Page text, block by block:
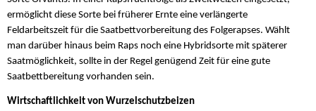
ermöglicht diese Sorte bei früherer Ernte eine verlängerte
Feldarbeitszeit für die Saatbettvorbereitung des Folgerapses. Wählt
man darüber hinaus beim Raps noch eine Hybridsorte mit späterer
Saatmöglichkeit, sollte in der Regel genügend Zeit für eine gute
Saatbettbereitung vorhanden sein.
Wirtschaftlichkeit von Wurzelschutzbeizen